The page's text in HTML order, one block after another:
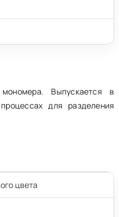
Выпускается в
для разделения
цвета